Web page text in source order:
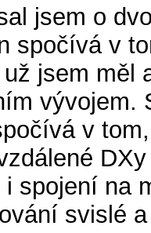
jsem o
spočívá v
jsem měl
vývojem.
v
i spojení na
svislé